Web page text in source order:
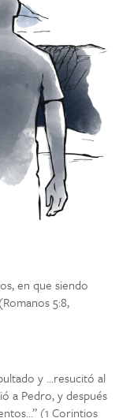
en que siendo
5:8,
y ...resucitó al
a Pedro, y después
(1 Corintios